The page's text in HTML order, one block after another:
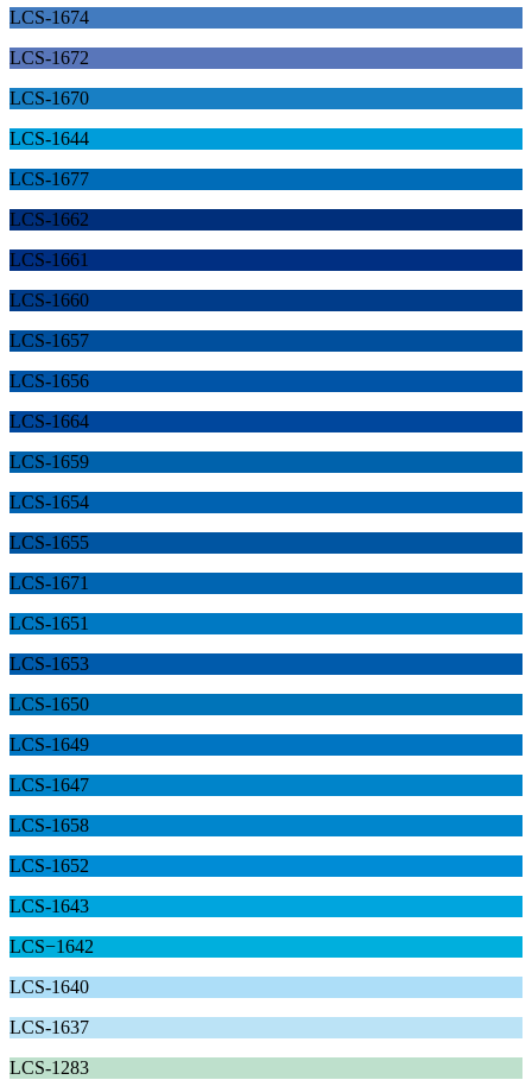
LCS-1674
LCS-1672
LCS-1670
LCS-1644
LCS-1677
LCS-1662
LCS-1661
LCS-1660
LCS-1657
LCS-1656
LCS-1664
LCS-1659
LCS-1654
LCS-1655
LCS-1671
LCS-1651
LCS-1653
LCS-1650
LCS-1649
LCS-1647
LCS-1658
LCS-1652
LCS-1643
LCS−1642
LCS-1640
LCS-1637
LCS-1283